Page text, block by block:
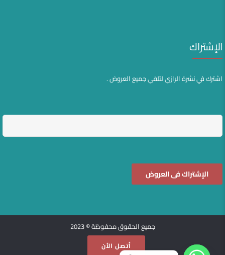
الإشتراك
اشترك في نشرة الرازي لتلقي جميع العروض .
جميع الحقوق محفوظة © 2023
أتصل الأن